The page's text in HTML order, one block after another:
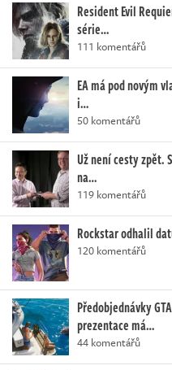
Resident Evil
série…
111 komentářů
EA má pod novým
i…
50 komentářů
Už není cesty zpět.
na…
119 komentářů
Rockstar odhalil
120 komentářů
Předobjednávky
prezentace má…
44 komentářů